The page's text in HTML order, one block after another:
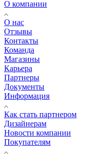
О компании
О нас
Отзывы
Контакты
Команда
Магазины
Карьера
Партнеры
Документы
Информация
Как стать партнером
Дизайнерам
Новости компании
Покупателям